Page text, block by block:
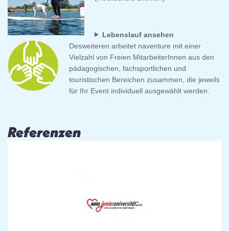
Lebenslauf ansehen
Desweiteren arbeitet naventure mit einer
Vielzahl von Freien MitarbeiterInnen aus den
pädagogischen, fachsportlichen und
touristischen Bereichen zusammen, die jeweils
für Ihr Event individuell ausgewählt werden.
Referenzen